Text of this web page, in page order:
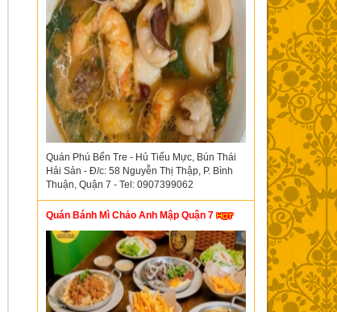
Quán Phú Bến Tre - Hủ Tiếu Mực, Bún Thái
Hải Sản - Đ/c: 58 Nguyễn Thị Thập, P. Bình
Thuận, Quận 7 - Tel: 0907399062
Quán Bánh Mì Chảo Anh Mập Quận 7